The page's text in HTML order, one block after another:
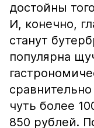
достойны
И, конечно,
станут
популярна
чуть более
850 рублей.